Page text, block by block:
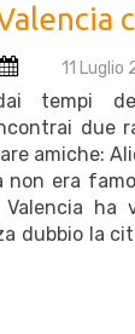
11 Luglio
tempi
due
amiche:
era
ha
dubbio la